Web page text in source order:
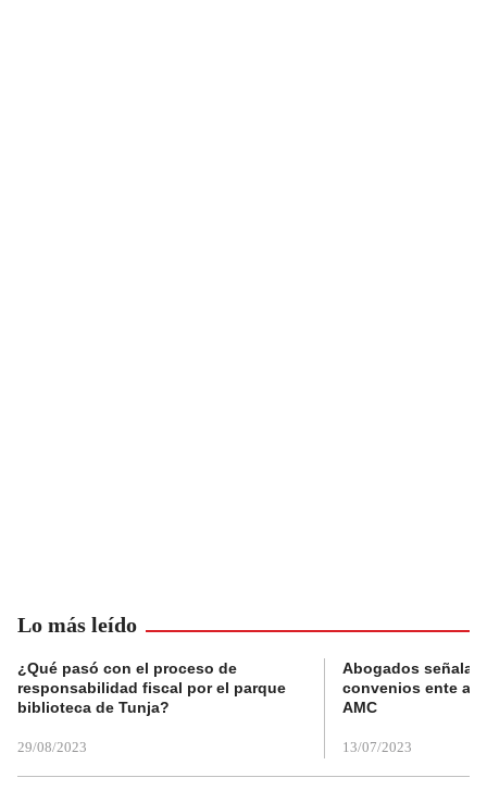
Lo más leído
¿Qué pasó con el proceso de
responsabilidad fiscal por el parque
biblioteca de Tunja?
29/08/2023
Abogados
convenios ente
AMC
13/07/2023